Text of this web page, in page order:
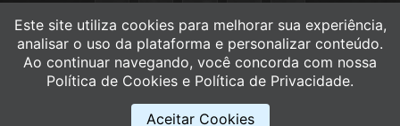
© Newspaper WordPress Theme by TagDiv
Política de Cookies
Este site utiliza cookies para melhorar sua experiência,
analisar o uso da plataforma e personalizar conteúdo.
Ao continuar navegando, você concorda com nossa
Política de Cookies e Política de Privacidade.
Aceitar Cookies